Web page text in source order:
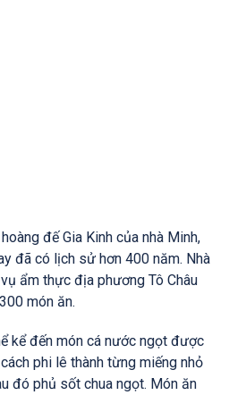
đế Gia Kinh của nhà Minh,
đã có lịch sử hơn 400 năm. Nhà
ẩm thực địa phương Tô Châu
món ăn.
kể đến món cá nước ngọt được
phi lê thành từng miếng nhỏ
đó phủ sốt chua ngọt. Món ăn